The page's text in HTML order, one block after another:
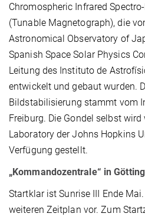
Chromospheric Infrared
(Tunable Magnetograph), die
Astronomical Observatory of
Spanish Space Solar Physics
Leitung des Instituto de
entwickelt und gebaut wurden.
Bildstabilisierung stammt vom
Freiburg. Die Gondel selbst
Laboratory der Johns Hopkins
Verfügung gestellt.
„Kommandozentrale“ in
Startklar ist Sunrise III Ende
weiteren Zeitplan vor. Zum